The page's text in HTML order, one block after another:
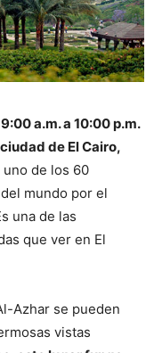
a.m. a 10:00 p.m.
de El Cairo,
de los 60
mundo por el
una de las
que ver en El
Azhar se pueden
vistas